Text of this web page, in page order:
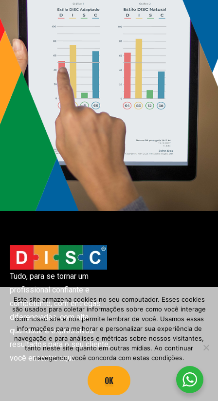
Tudo, para se tornar um
profissional confiante e
competente, com entregas
diferenciadas, com alta
qualidade e expressivos
resultados para o seu cliente,
você encontra aqui.
Este site armazena cookies no seu computador. Esses cookies
são usados ​​para coletar informações sobre como você interage
com nosso site e nos permite lembrar de você. Usamos essas
informações para melhorar e personalizar sua experiência de
navegação e para análises e métricas sobre nossos visitantes,
tanto neste site quanto em outras mídias. Ao continuar
navegando, você concorda com estas condições.
OK